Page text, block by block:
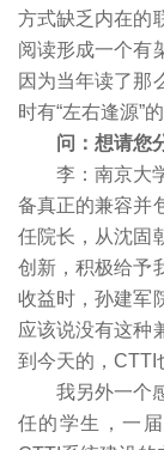
方式缺乏内在的
阅读形成一个有
因为当年读了那
时有“左右逢源”的
问：想请您
李：南京大
备真正的兼容并
任院长，从沈固
创新，积极给予
收益时，孙建军
应该说没有这种
到今天的，CTTI
我另外一个
任的学生，一